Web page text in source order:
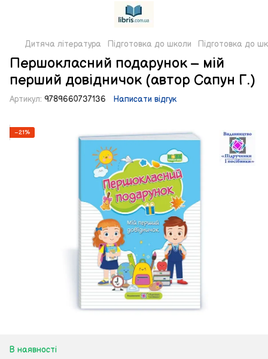
Дитяча література Підготовка до школи Підготовка до
Першокласний подарунок – мій
перший довідничок (автор Сапун Г.)
Артикул: 9789660737136 Написати відгук
−21%
В наявності